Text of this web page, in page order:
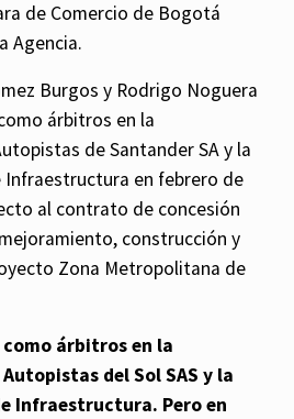
de Comercio de Bogotá
Agencia.
Burgos y Rodrigo Noguera
árbitros en la
de Santander SA y la
Infraestructura en febrero de
al contrato de concesión
construcción y
Zona Metropolitana de
árbitros en la
del Sol SAS y la
Infraestructura. Pero en